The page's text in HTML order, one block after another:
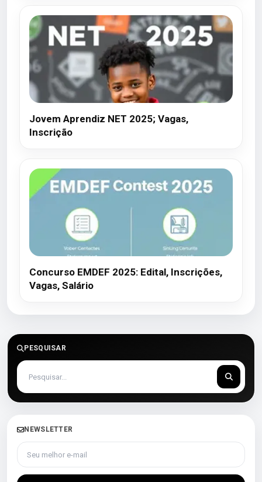
Jovem Aprendiz NET 2025; Vagas,
Inscrição
Concurso EMDEF 2025: Edital, Inscrições,
Vagas, Salário
PESQUISAR
NEWSLETTER
Seu melhor e-mail